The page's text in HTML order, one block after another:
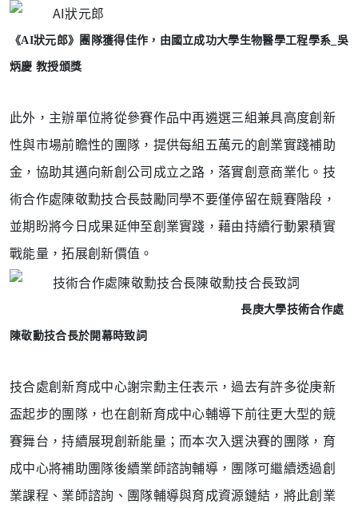
《AI狀元郎》團隊獲得佳作， 由 國立成功大學生物醫學工程學系_吳
炳慶 教授頒獎
此外，主辦單位將從參賽作品中再遴選三組兼具高度創新
性與市場前瞻性的團隊，提供每組五萬元的創業實踐補助
金，協助其邁向新創公司成立之路，落實創意商業化。 技
術合作處陳敬勳技合長鼓勵同學不要僅停留在競賽階段，
並期盼將今日成果延伸至創業實踐，藉由持續行動累積實
戰能量，拓展創新價值。
長庚大學技術合作處
陳敬勳技合長於開幕時致詞
技合處創新育成中心謝宗勳主任表示，過去有許多從庚新
盃起步的團隊，也在創新育成中心輔導下前往更大型的競
賽舞台，持續展現創新能量； 而本次入選決賽的團隊，育
成中心將補助團隊後續業師諮詢輔導，團隊可繼續透過創
業課程、業師諮詢、團隊輔導與育成資源鏈結， 將此創業